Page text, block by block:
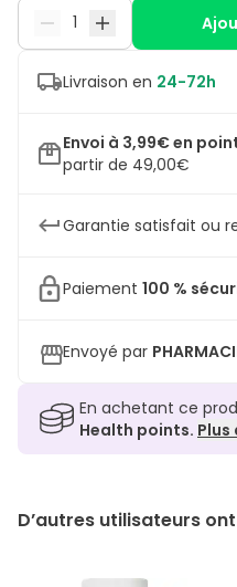
Livraison en 24-72h
Envoi à 3,99€ en
partir de 49,00€
Garantie satisfait ou
Paiement 100 %
Envoyé par
En achetant ce
Health points.
D’autres utilisateurs